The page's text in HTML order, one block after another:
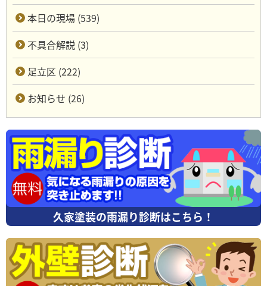
本日の現場 (539)
不具合解説 (3)
足立区 (222)
お知らせ (26)
久家塗装の雨漏り診断はこちら！